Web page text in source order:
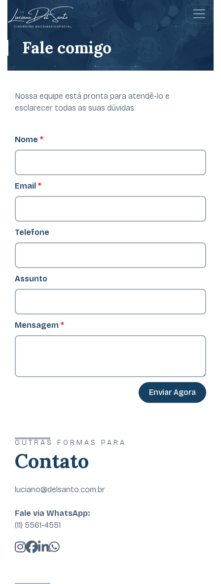
Fale comigo
Nossa equipe está pronta para atendê-lo e
esclarecer todas as suas dúvidas.
Nome *
Email *
Telefone
Assunto
Mensagem *
OUTRAS FORMAS PARA
Contato
luciano@delsanto.com.br
Fale via WhatsApp:
(11) 5561-4551